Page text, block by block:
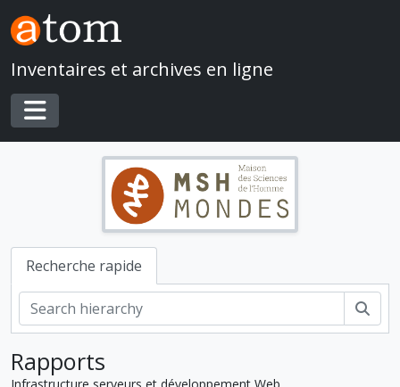
Skip to main content
Inventaires et archives en ligne
Toggle navigation
Recherche rapide
Rapports